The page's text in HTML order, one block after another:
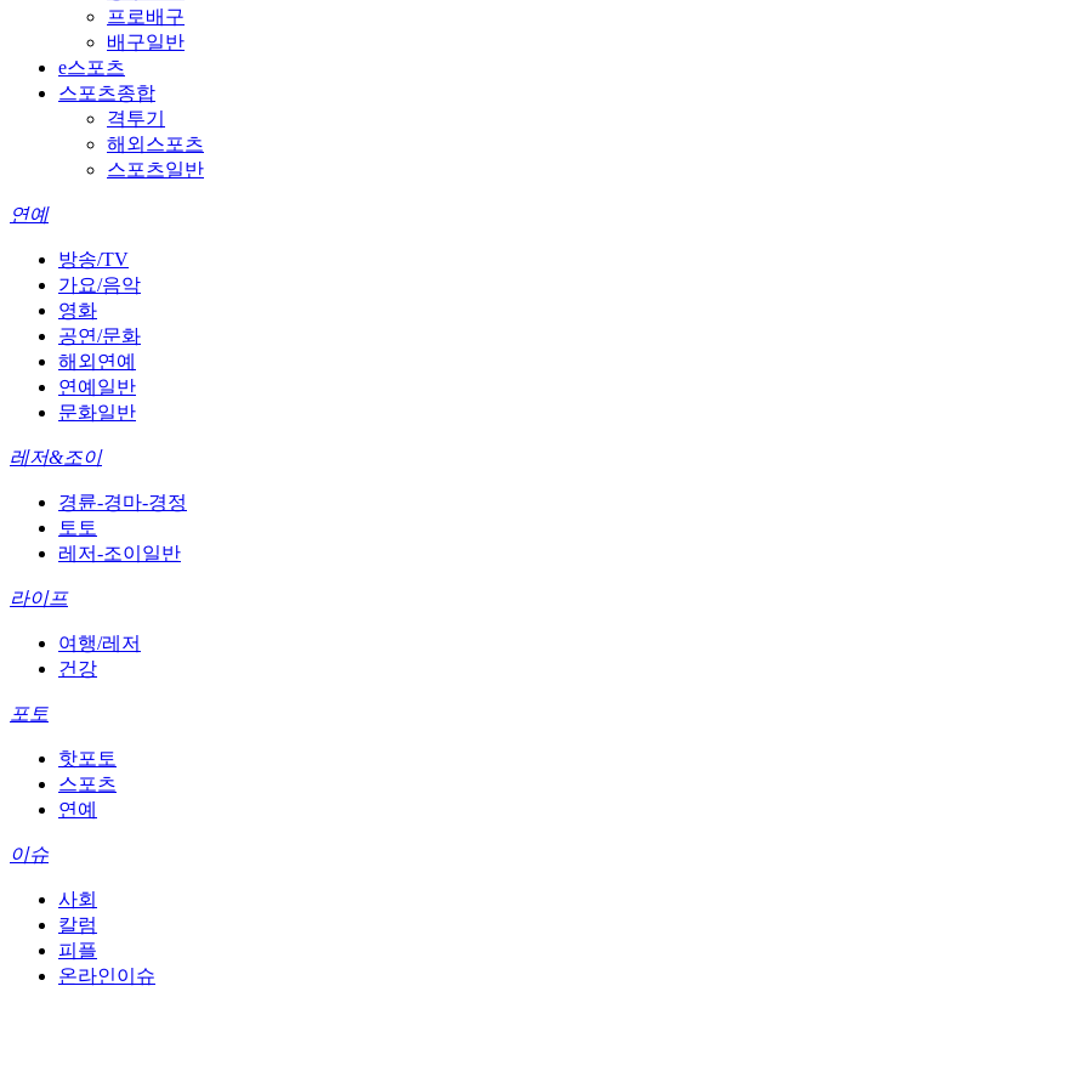
프로배구
배구일반
e스포츠
스포츠종합
격투기
해외스포츠
스포츠일반
연예
방송/TV
가요/음악
영화
공연/문화
해외연예
연예일반
문화일반
레저&조이
경륜-경마-경정
토토
레저-조이일반
라이프
여행/레저
건강
포토
핫포토
스포츠
연예
이슈
사회
칼럼
피플
온라인이슈